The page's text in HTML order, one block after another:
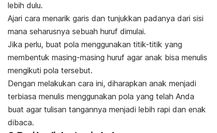
lebih dulu.
Ajari cara menarik garis dan tunjukkan padanya dari sisi
mana seharusnya sebuah huruf dimulai.
Jika perlu, buat pola menggunakan titik-titik yang
membentuk masing-masing huruf agar anak bisa menulis
mengikuti pola tersebut.
Dengan melakukan cara ini, diharapkan anak menjadi
terbiasa menulis menggunakan pola yang telah Anda
buat agar tulisan tangannya menjadi lebih rapi dan enak
dibaca.